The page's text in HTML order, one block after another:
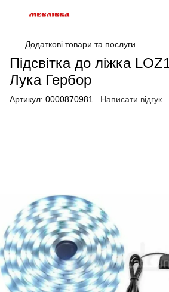
Додаткові товари та послуги
Підсвітка до ліжка
Лука Гербор
Артикул: 0000870981 Написати відгук